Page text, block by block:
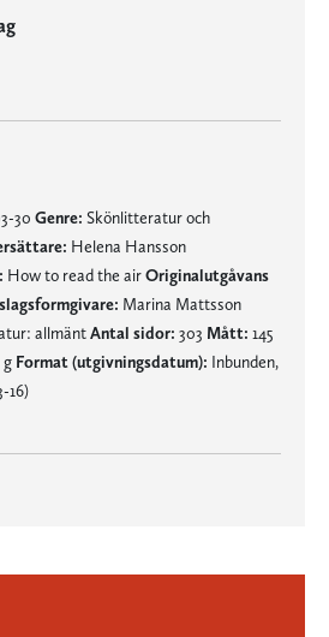
30 Genre: Skönlitteratur och
Helena Hansson
How to read the airOriginalutgåvans
Marina Mattsson
allmäntAntal sidor: 303 Mått: 145
g Format (utgivningsdatum): Inbunden,
16)